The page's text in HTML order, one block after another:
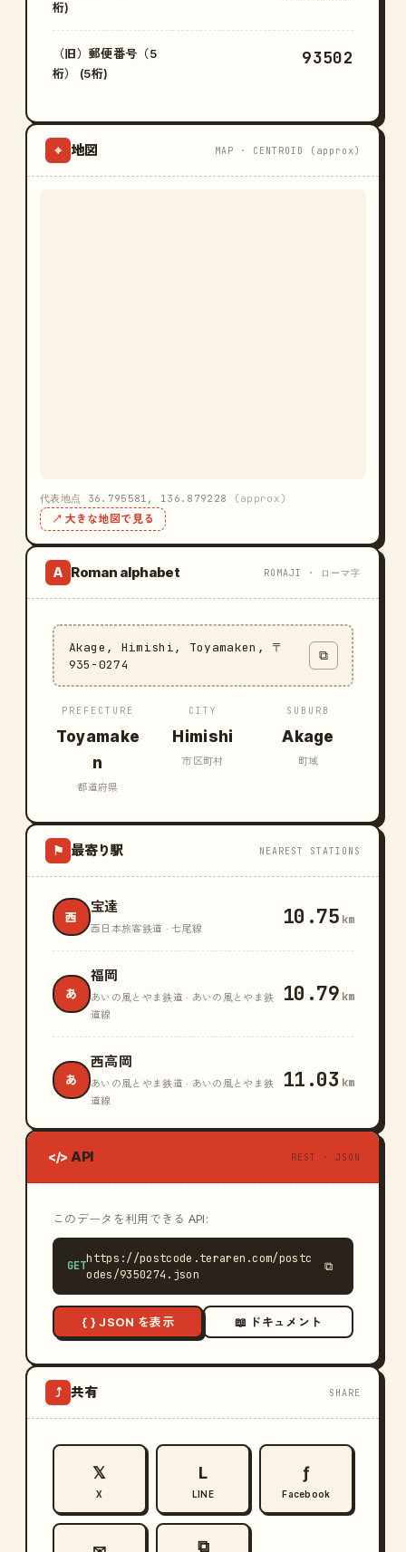
桁)
（旧）郵便番号（5
桁） (5桁)
93502
⌖ 地図 MAP · CENTROID (approx)
代表地点 36.795581, 136.879228 (approx)
↗ 大きな地図で見る
A Roman alphabet ROMAJI · ローマ字
Akage, Himishi, Toyamaken, 〒
935-0274
⧉
PREFECTURE
Toyamake
n
都道府県
CITY
Himishi
市区町村
SUBURB
Akage
町域
⚑ 最寄り駅 NEAREST STATIONS
西
宝達
西日本旅客鉄道 · 七尾線 10.75 km
あ
福岡
あいの風とやま鉄道 · あいの風とやま鉄
道線
10.79 km
あ
西高岡
あいの風とやま鉄道 · あいの風とやま鉄
道線
11.03 km
</> API REST · JSON
このデータを利用できる API:
GET
https://postcode.teraren.com/postc
odes/9350274.json
⧉
{ } JSON を表示 📖 ドキュメント
⤴ 共有 SHARE
𝕏
X
L
LINE
ƒ
Facebook
⧉